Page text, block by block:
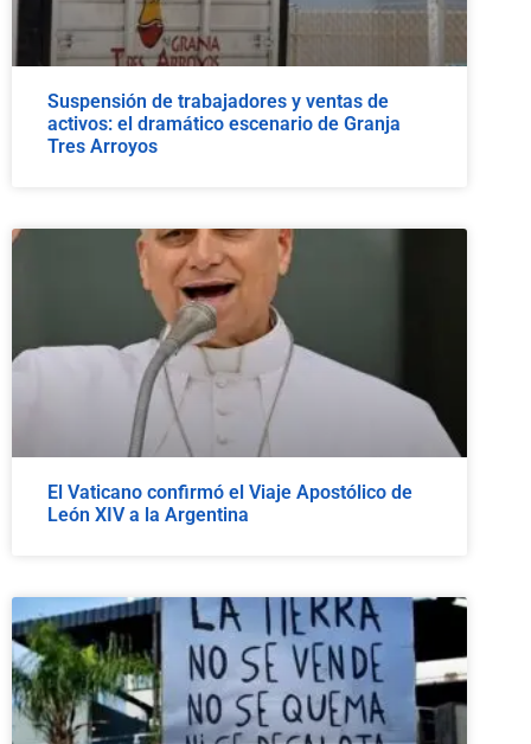
Suspensión de trabajadores y ventas de
activos: el dramático escenario de Granja
Tres Arroyos
El Vaticano confirmó el Viaje Apostólico de
León XIV a la Argentina